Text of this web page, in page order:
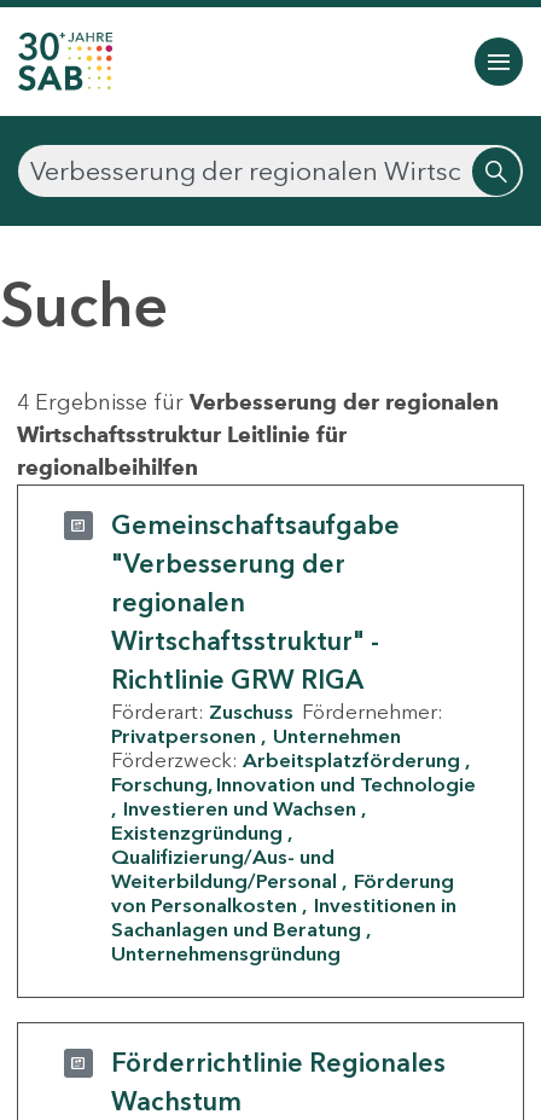
Suche
4 Ergebnisse für Verbesserung der regionalen
Wirtschaftsstruktur Leitlinie für
regionalbeihilfen
Gemeinschaftsaufgabe
"Verbesserung der
regionalen
Wirtschaftsstruktur" -
Richtlinie GRW RIGA
Förderart: Zuschuss Fördernehmer:
Privatpersonen
Unternehmen
Förderzweck: Arbeitsplatzförderung
Forschung, Innovation und Technologie
Investieren und Wachsen
Existenzgründung
Qualifizierung/Aus- und
Weiterbildung/Personal
Förderung
von Personalkosten
Investitionen in
Sachanlagen und Beratung
Unternehmensgründung
Förderrichtlinie Regionales
Wachstum